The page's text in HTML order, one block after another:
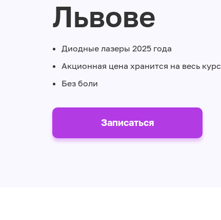
Львове
Диодные лазеры 2025 года
Акционная цена хранится на весь курс
Без боли
Записаться